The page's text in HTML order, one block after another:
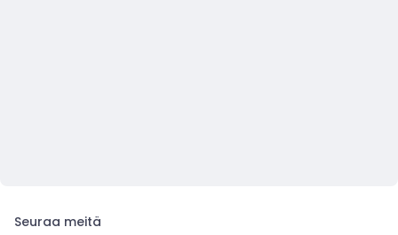
Seuraa meitä